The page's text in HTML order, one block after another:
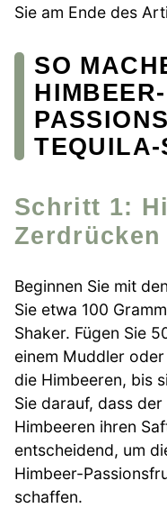
Sie am Ende des
SO
HIMBEER-
TEQUILA-
Schritt 1: Himbeeren
Zerdrücken
Beginnen Sie mit
Sie etwa 100
Shaker. Fügen Sie
einem Muddler
die Himbeeren, bis
Sie darauf, dass
Himbeeren ihren
entscheidend, um
Himbeer-
schaffen.